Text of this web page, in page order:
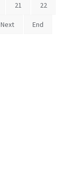
21 22
Next End